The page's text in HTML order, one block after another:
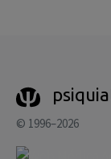
© 1996–2026